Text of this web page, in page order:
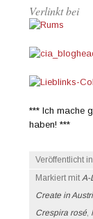
Verlinkt bei
*** Ich mache
haben! ***
Veröffentlicht in
Markiert mitA-
Create in
Crespira rosé,